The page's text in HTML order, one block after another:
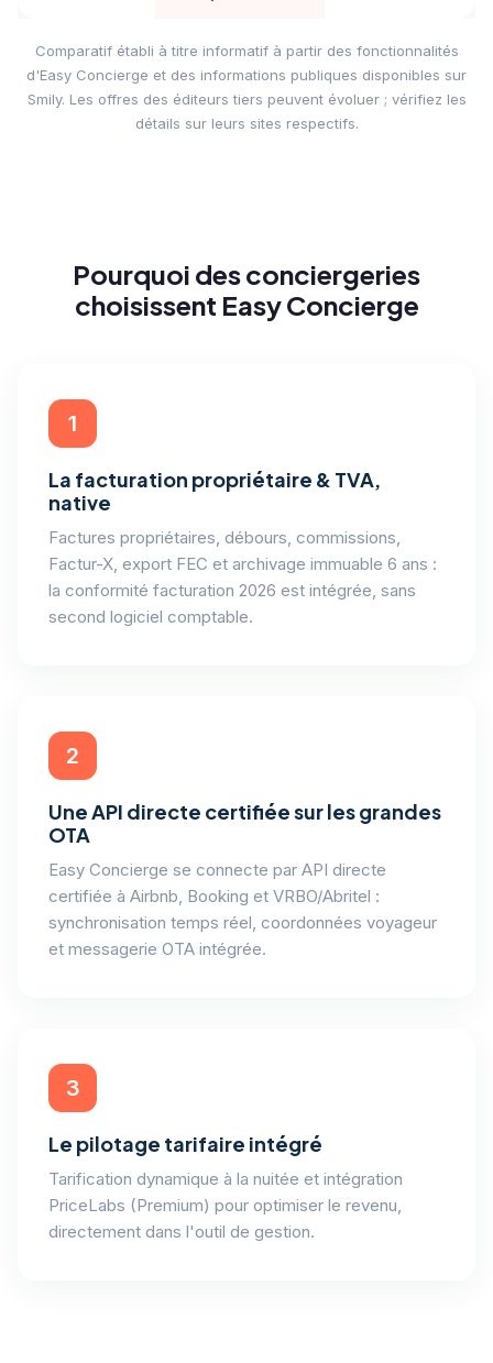
Comparatif établi à titre informatif à partir des fonctionnalités
d'Easy Concierge et des informations publiques disponibles sur
Smily. Les offres des éditeurs tiers peuvent évoluer ; vérifiez les
détails sur leurs sites respectifs.
Pourquoi des conciergeries
choisissent Easy Concierge
1
La facturation propriétaire & TVA,
native
Factures propriétaires, débours, commissions,
Factur-X, export FEC et archivage immuable 6 ans :
la conformité facturation 2026 est intégrée, sans
second logiciel comptable.
2
Une API directe certifiée sur les grandes
OTA
Easy Concierge se connecte par API directe
certifiée à Airbnb, Booking et VRBO/Abritel :
synchronisation temps réel, coordonnées voyageur
et messagerie OTA intégrée.
3
Le pilotage tarifaire intégré
Tarification dynamique à la nuitée et intégration
PriceLabs (Premium) pour optimiser le revenu,
directement dans l'outil de gestion.